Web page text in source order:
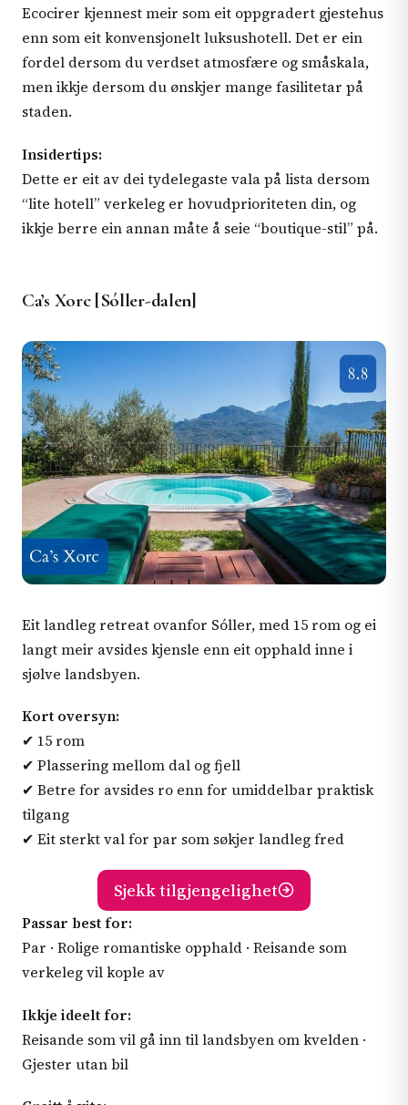
Ecocirer kjennest meir som eit oppgradert gjestehus
enn som eit konvensjonelt luksushotell. Det er ein
fordel dersom du verdset atmosfære og småskala,
men ikkje dersom du ønskjer mange fasilitetar på
staden.
Insidertips:
Dette er eit av dei tydelegaste vala på lista dersom
“lite hotell” verkeleg er hovudprioriteten din, og
ikkje berre ein annan måte å seie “boutique-stil” på.
Ca’s Xorc [Sóller-dalen]
Eit landleg retreat ovanfor Sóller, med 15 rom og ei
langt meir avsides kjensle enn eit opphald inne i
sjølve landsbyen.
Kort oversyn:
✔ 15 rom
✔ Plassering mellom dal og fjell
✔ Betre for avsides ro enn for umiddelbar praktisk
tilgang
✔ Eit sterkt val for par som søkjer landleg fred
Sjekk tilgjengelighet
Passar best for:
Par · Rolige romantiske opphald · Reisande som
verkeleg vil kople av
Ikkje ideelt for:
Reisande som vil gå inn til landsbyen om kvelden ·
Gjester utan bil